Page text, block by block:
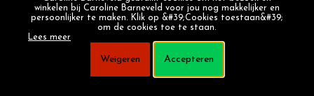
winkelen bij Caroline Barneveld voor jou nog makkelijker en
persoonlijker te maken. Klik op &#39;Cookies toestaan&#39;
om de cookies toe te staan.
Lees meer
Weigeren Accepteren